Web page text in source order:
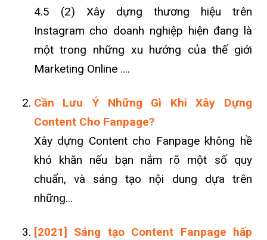
4.5 (2) Xây dựng thương hiệu trên
Instagram cho doanh nghiệp hiện đang là
một trong những xu hướng của thế giới
Marketing Online ....
Cần Lưu Ý Những Gì Khi Xây Dựng
Content Cho Fanpage?
Xây dựng Content cho Fanpage không hề
khó khăn nếu bạn nắm rõ một số quy
chuẩn, và sáng tạo nội dung dựa trên
những...
[2021] Sáng tạo Content Fanpage hấp